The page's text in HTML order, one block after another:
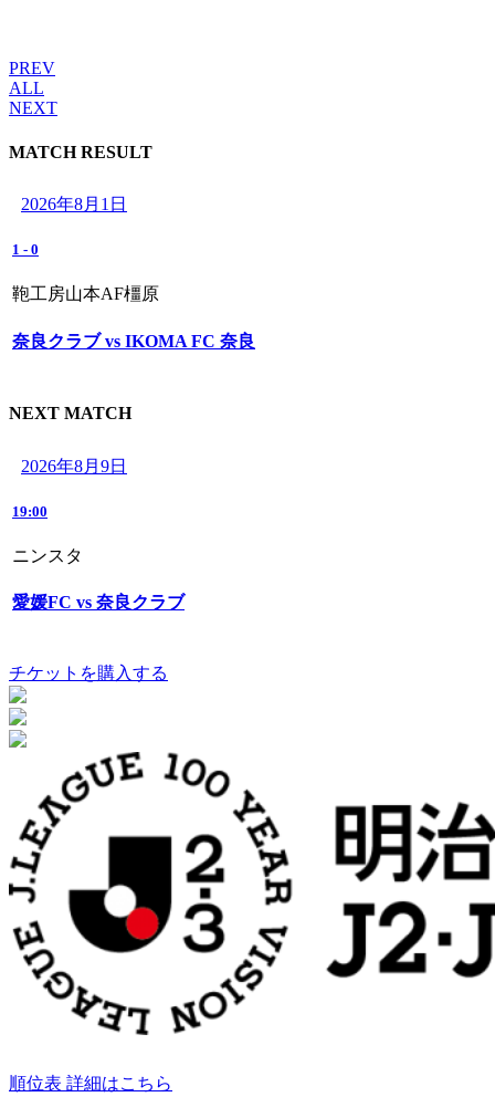
PREV
ALL
NEXT
MATCH RESULT
2026年8月1日
1 - 0
鞄工房山本AF橿原
奈良クラブ vs IKOMA FC 奈良
NEXT MATCH
2026年8月9日
19:00
ニンスタ
愛媛FC vs 奈良クラブ
チケットを購入する
順位表 詳細はこちら